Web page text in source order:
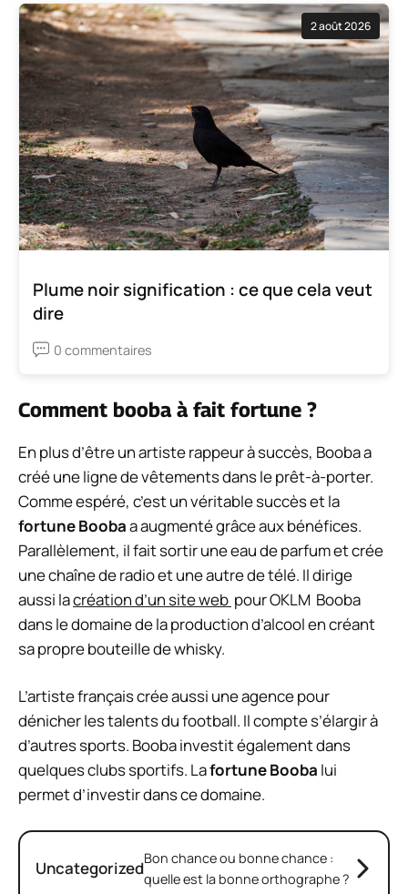
2 août 2026
Plume noir signification : ce que cela veut
dire
0 commentaires
Comment booba à fait fortune ?
En plus d’être un artiste rappeur à succès, Booba a
créé une ligne de vêtements dans le prêt-à-porter.
Comme espéré, c’est un véritable succès et la
fortune Boobaa augmenté grâce aux bénéfices.
Parallèlement, il fait sortir une eau de parfum et crée
une chaîne de radio et une autre de télé. Il dirige
aussi lacréation d’un site web pour OKLM Booba
dans le domaine de la production d’alcool en créant
sa propre bouteille de whisky.
L’artiste français crée aussi une agence pour
dénicher les talents du football. Il compte s’élargir à
d’autres sports. Booba investit également dans
quelques clubs sportifs. Lafortune Booba lui
permet d’investir dans ce domaine.
UncategorizedBon chance ou bonne chance :
quelle est la bonne orthographe ?